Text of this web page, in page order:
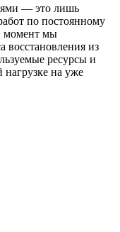
— это лишь
по постоянному
момент мы
восстановления из
ресурсы и
нагрузке на уже